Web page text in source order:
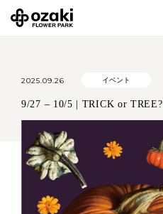
2025.09.26 イベント
9/27 – 10/5 | TRICK or TREE?